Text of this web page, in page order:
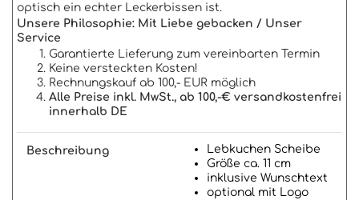
optisch ein echter Leckerbissen ist.
Unsere Philosophie: Mit Liebe gebacken / Unser
Service
Garantierte Lieferung zum vereinbarten Termin
Keine versteckten Kosten!
Rechnungskauf ab 100,- EUR möglich
Alle Preise inkl. MwSt., ab 100,-€ versandkostenfrei
innerhalb DE
Beschreibung
Lebkuchen Scheibe
Größe ca. 11 cm
inklusive Wunschtext
optional mit Logo